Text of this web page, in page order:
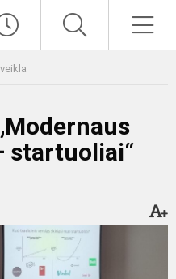
startuoliai“